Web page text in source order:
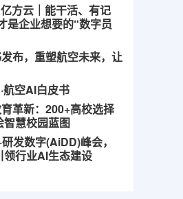
方云｜能干活、有记
是企业想要的“数字员
布，重塑航空未来，让
航空AI白皮书
革新：200+高校选择
慧校园蓝图
发数字(AiDD)峰会，
行业AI生态建设